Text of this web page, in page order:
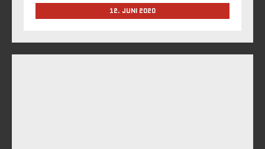
12. JUNI 2020